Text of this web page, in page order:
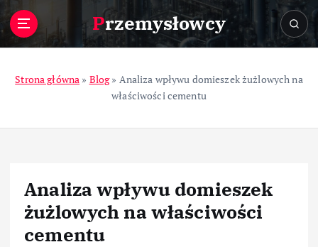
Przemysłowcy
Strona główna » Blog» Analiza wpływu domieszek żużlowych na
właściwości cementu
Analiza wpływu domieszek
żużlowych na właściwości
cementu